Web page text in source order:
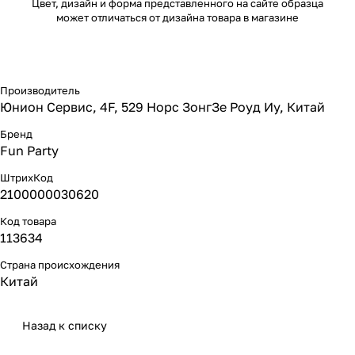
Цвет, дизайн и форма представленного на сайте образца
может отличаться от дизайна товара в магазине
Производитель
Юнион Сервис, 4F, 529 Норс ЗонгЗе Роуд Иу, Китай
Бренд
Fun Party
ШтрихКод
2100000030620
Код товара
113634
Страна происхождения
Китай
Назад к списку